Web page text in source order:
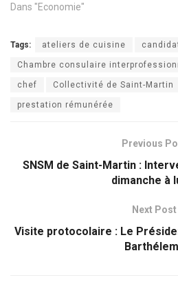
Dans "Economie"
Tags: ateliers de cuisine
Chambre consulaire
chef Collectivité de Saint-Martin
prestation rémunérée
Previous
SNSM de Saint-Martin :
dimanche à
Next Post
Visite protocolaire : Le